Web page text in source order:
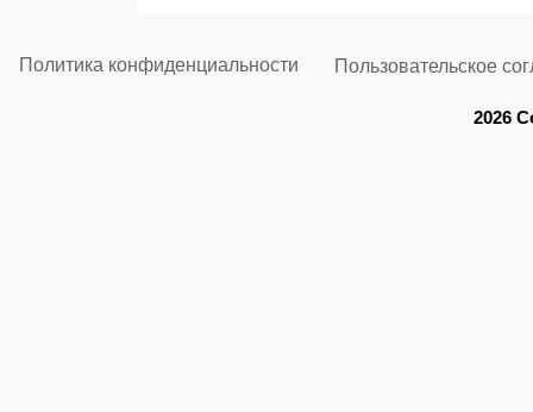
Политика конфиденциальности Пользовательское
2026